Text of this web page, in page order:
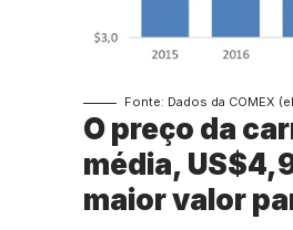
Fonte: Dados da COMEX
O preço da
média,
maior valor